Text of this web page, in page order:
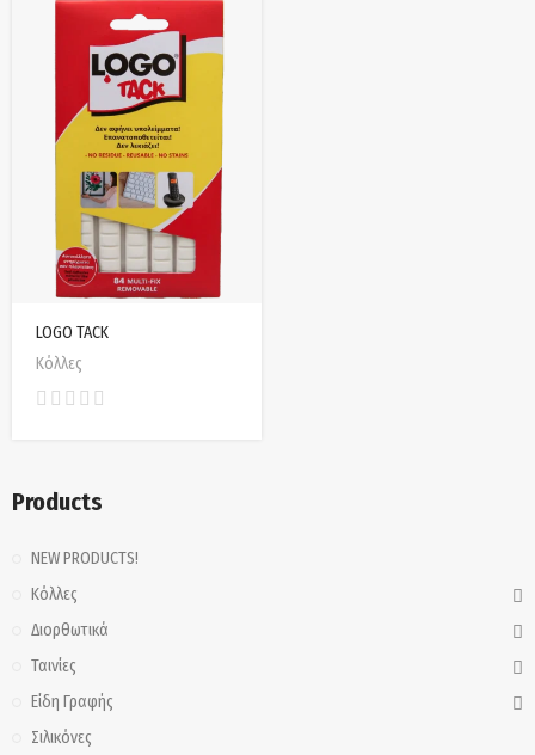
LOGO TACK
Κόλλες
Products
NEW PRODUCTS!
Κόλλες
Διορθωτικά
Ταινίες
Είδη Γραφής
Σιλικόνες